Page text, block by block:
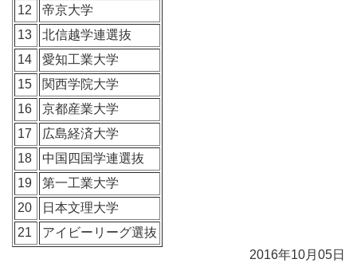
12
帝京大学
13
北信越学連選抜
14
愛知工業大学
15
関西学院大学
16
京都産業大学
17
広島経済大学
18
中国四国学連選抜
19
第一工業大学
20
日本文理大学
21
アイビーリーグ選抜
2016年10月05日